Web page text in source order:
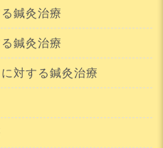
鍼灸治療
鍼灸治療
対する鍼灸治療